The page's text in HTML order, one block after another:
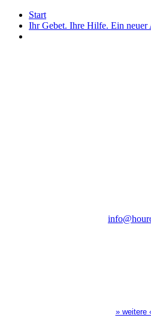
Start
Ihr Gebet. Ihre Hilfe. Ein neuer
» weitere